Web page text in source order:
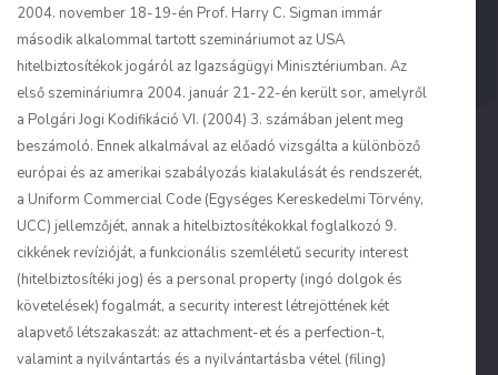
2004. november 18-19-én Prof. Harry C. Sigman immár
második alkalommal tartott szemináriumot az USA
hitelbiztosítékok jogáról az Igazságügyi Minisztériumban. Az
első szemináriumra 2004. január 21-22-én került sor, amelyről
a Polgári Jogi Kodifikáció VI. (2004) 3. számában jelent meg
beszámoló. Ennek alkalmával az előadó vizsgálta a különböző
európai és az amerikai szabályozás kialakulását és rendszerét,
a Uniform Commercial Code (Egységes Kereskedelmi Törvény,
UCC) jellemzőjét, annak a hitelbiztosítékokkal foglalkozó 9.
cikkének revízióját, a funkcionális szemléletű security interest
(hitelbiztosítéki jog) és a personal property (ingó dolgok és
követelések) fogalmát, a security interest létrejöttének két
alapvető létszakaszát: az attachment-et és a perfection-t,
valamint a nyilvántartás és a nyilvántartásba vétel (filing)